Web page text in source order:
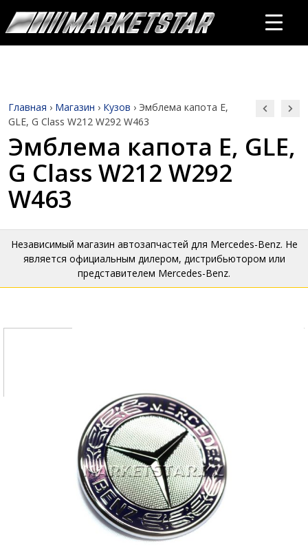
Главная › Магазин › Кузов › Эмблема капота E,
GLE, G Class W212 W292 W463
Эмблема капота E, GLE,
G Class W212 W292
W463
Независимый магазин автозапчастей для Mercedes-Benz. Не
является официальным дилером, дистрибьютором или
представителем Mercedes-Benz.